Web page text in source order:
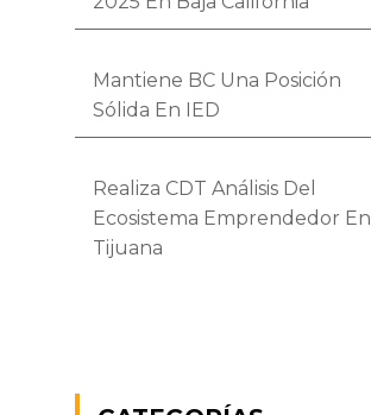
Mantiene BC Una Posición
Sólida En IED
Realiza CDT Análisis Del
Ecosistema Emprendedor En
Tijuana